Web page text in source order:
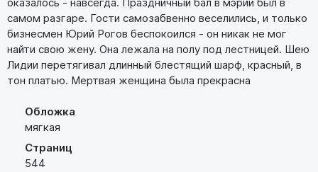
самом разгаре. Гости самозабвенно веселились, и только
бизнесмен Юрий Рогов беспокоился - он никак не мог
найти свою жену. Она лежала на полу под лестницей. Шею
Лидии перетягивал длинный блестящий шарф, красный, в
тон платью. Мертвая женщина была прекрасна
Обложка
мягкая
Страниц
544